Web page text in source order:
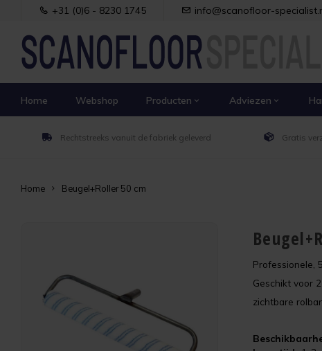
+31 (0)6 - 8230 1745 info@scanofloor-
Home Webshop Producten Adviezen
Rechtstreeks vanuit de fabriek geleverd Gratis
Home Beugel+Roller 50 cm
Professionele,
Geschikt voor
zichtbare